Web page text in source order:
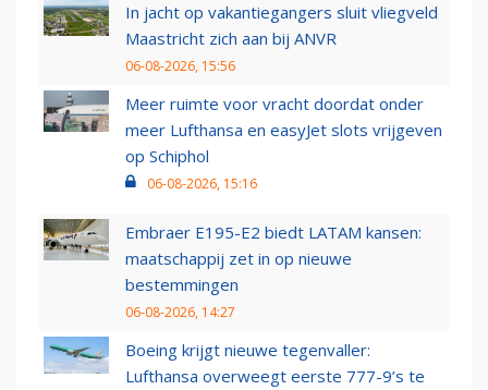
In jacht op vakantiegangers sluit vliegveld
Maastricht zich aan bij ANVR
06-08-2026, 15:56
Meer ruimte voor vracht doordat onder
meer Lufthansa en easyJet slots vrijgeven
op Schiphol
06-08-2026, 15:16
Embraer E195-E2 biedt LATAM kansen:
maatschappij zet in op nieuwe
bestemmingen
06-08-2026, 14:27
Boeing krijgt nieuwe tegenvaller:
Lufthansa overweegt eerste 777-9’s te